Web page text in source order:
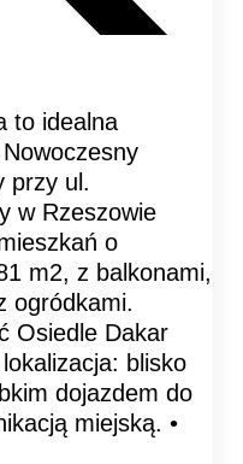
to idealna
przy ul.
w Rzeszowie
o
m2, z balkonami,
ogródkami.
Osiedle Dakar
lokalizacja: blisko
dojazdem do
miejską. •